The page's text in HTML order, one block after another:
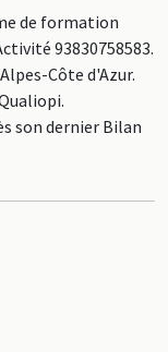
de formation
93830758583.
Côte d'Azur.
son dernier Bilan